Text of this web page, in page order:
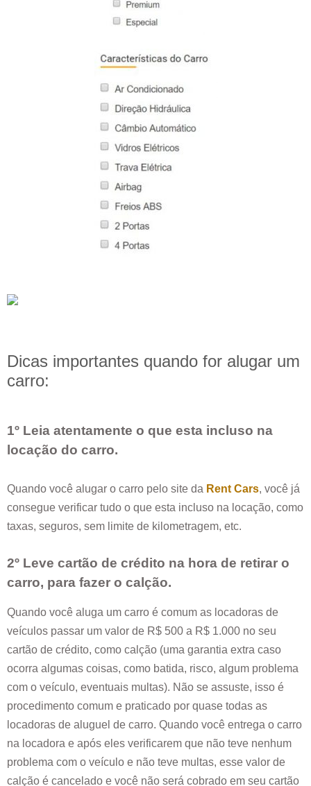
Dicas importantes quando for alugar um
carro:
1º Leia atentamente o que esta incluso na
locação do carro.
Quando você alugar o carro pelo site da Rent Cars, você já
consegue verificar tudo o que esta incluso na locação, como
taxas, seguros, sem limite de kilometragem, etc.
2º Leve cartão de crédito na hora de retirar o
carro, para fazer o calção.
Quando você aluga um carro é comum as locadoras de
veículos passar um valor de R$ 500 a R$ 1.000 no seu
cartão de crédito, como calção (uma garantia extra caso
ocorra algumas coisas, como batida, risco, algum problema
com o veículo, eventuais multas). Não se assuste, isso é
procedimento comum e praticado por quase todas as
locadoras de aluguel de carro. Quando você entrega o carro
na locadora e após eles verificarem que não teve nenhum
problema com o veículo e não teve multas, esse valor de
calção é cancelado e você não será cobrado em seu cartão